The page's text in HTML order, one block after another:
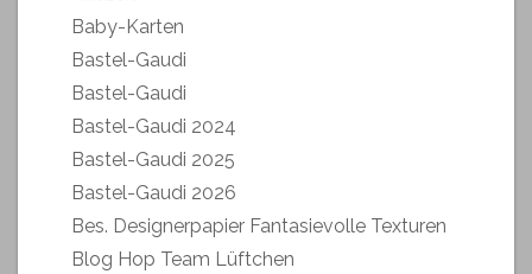
Baby-Karten
Bastel-Gaudi
Bastel-Gaudi
Bastel-Gaudi 2024
Bastel-Gaudi 2025
Bastel-Gaudi 2026
Bes. Designerpapier Fantasievolle Texturen
Blog Hop Team Lüftchen